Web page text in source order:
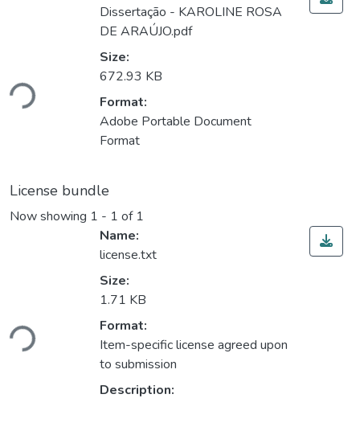
Loading...
Dissertação - KAROLINE ROSA
DE ARAÚJO.pdf
Size:
672.93 KB
Format:
Adobe Portable Document
Format
License bundle
Now showing 1 - 1 of 1
Loading...
Name:
license.txt
Size:
1.71 KB
Format:
Item-specific license agreed upon
to submission
Description: